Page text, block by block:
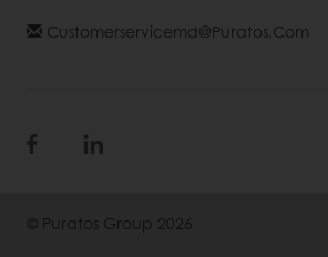
Customerservicemd@puratos.com
© Puratos Group 2026